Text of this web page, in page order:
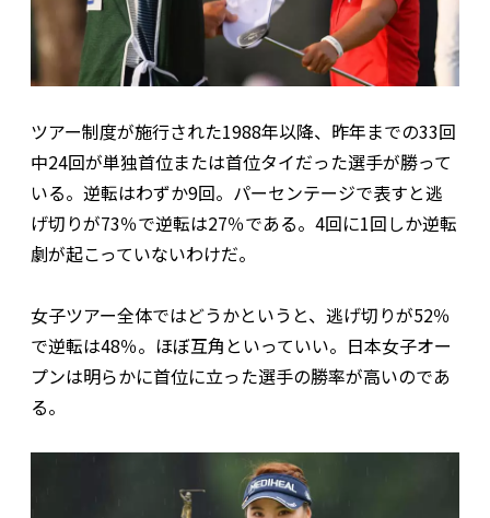
ツアー制度が施行された1988年以降、昨年までの33回
中24回が単独首位または首位タイだった選手が勝って
いる。逆転はわずか9回。パーセンテージで表すと逃
げ切りが73％で逆転は27％である。4回に1回しか逆転
劇が起こっていないわけだ。
女子ツアー全体ではどうかというと、逃げ切りが52％
で逆転は48％。ほぼ互角といっていい。日本女子オー
プンは明らかに首位に立った選手の勝率が高いのであ
る。